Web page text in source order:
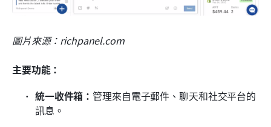
圖片來源：richpanel.com
主要功能：
統一收件箱： 管理來自電子郵件、聊天和社交平台的
訊息。